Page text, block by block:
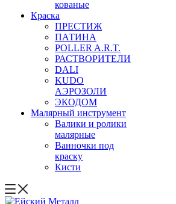
кованые
Краска
ПРЕСТИЖ
ПАТИНА
POLLER A.R.T.
РАСТВОРИТЕЛИ
DALI
KUDO
АЭРОЗОЛИ
ЭКОДОМ
Малярный инструмент
Валики и ролики
малярные
Ванночки под
краску
Кисти